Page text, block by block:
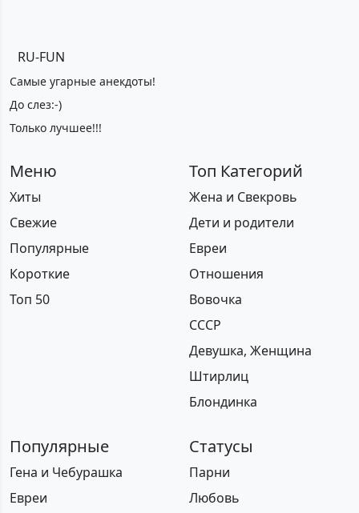
RU-FUN
Самые угарные анекдоты!
До слез:-)
Только лучшее!!!
Меню
Хиты
Свежие
Популярные
Короткие
Топ 50
Топ Категорий
Жена и Свекровь
Дети и родители
Евреи
Отношения
Вовочка
СССР
Девушка, Женщина
Штирлиц
Блондинка
Популярные
Гена и Чебурашка
Евреи
Статусы
Парни
Любовь